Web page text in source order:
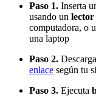
Paso 1. Inserta
usando un lector
computadora, o
una laptop
Paso 2.
enlace según tu
Paso 3. Ejecuta